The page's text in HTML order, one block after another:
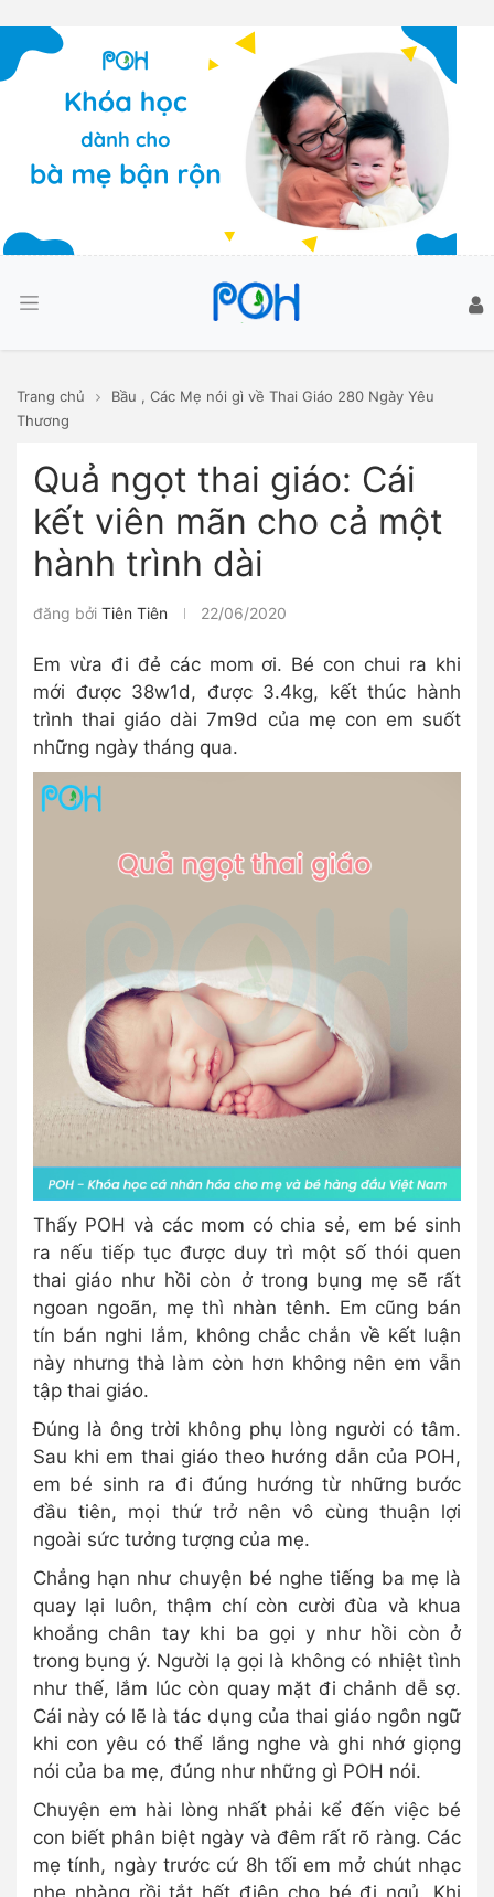
Trang chủ Bầu , Các Mẹ nói gì về Thai Giáo 280 Ngày Yêu
Thương
Quả ngọt thai giáo: Cái
kết viên mãn cho cả một
hành trình dài
đăng bởi Tiên Tiên 22/06/2020
Em vừa đi đẻ các mom ơi. Bé con chui ra khi
mới được 38w1d, được 3.4kg, kết thúc hành
trình thai giáo dài 7m9d của mẹ con em suốt
những ngày tháng qua.
Thấy POH và các mom có chia sẻ, em bé sinh
ra nếu tiếp tục được duy trì một số thói quen
thai giáo như hồi còn ở trong bụng mẹ sẽ rất
ngoan ngoãn, mẹ thì nhàn tênh. Em cũng bán
tín bán nghi lắm, không chắc chắn về kết luận
này nhưng thà làm còn hơn không nên em vẫn
tập thai giáo.
Đúng là ông trời không phụ lòng người có tâm.
Sau khi em thai giáo theo hướng dẫn của POH,
em bé sinh ra đi đúng hướng từ những bước
đầu tiên, mọi thứ trở nên vô cùng thuận lợi
ngoài sức tưởng tượng của mẹ.
Chẳng hạn như chuyện bé nghe tiếng ba mẹ là
quay lại luôn, thậm chí còn cười đùa và khua
khoắng chân tay khi ba gọi y như hồi còn ở
trong bụng ý. Người lạ gọi là không có nhiệt tình
như thế, lắm lúc còn quay mặt đi chảnh dễ sợ.
Cái này có lẽ là tác dụng của thai giáo ngôn ngữ
khi con yêu có thể lắng nghe và ghi nhớ giọng
nói của ba mẹ, đúng như những gì POH nói.
Chuyện em hài lòng nhất phải kể đến việc bé
con biết phân biệt ngày và đêm rất rõ ràng. Các
mẹ tính, ngày trước cứ 8h tối em mở chút nhạc
nhẹ nhàng rồi tắt hết điện cho bé đi ngủ. Khi